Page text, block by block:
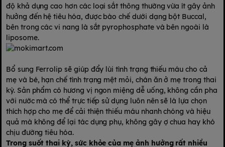
độ khả dụng cao hơn các loại sắt thông thường vừa ít gây ảnh
hưởng đến hệ tiêu hóa, được bào chế dưới dạng bột Buccal,
bên trong các vi nang là sắt pyrophosphate và bên ngoài là
liposome.
Bổ sung Ferrolip sẽ giúp đẩy lùi tình trạng thiếu máu cho cả
mẹ và bé, hạn chế tình trạng mệt mỏi, chán ăn ở mẹ trong thai
kỳ. Sản phẩm có hương vị ngon miệng dễ uống, không cần pha
với nước mà có thể trực tiếp sử dụng luôn nên sẽ là lựa chọn
thích hợp cho mẹ để cải thiện thiếu máu nhanh chóng và hiệu
quả mà không để lại tác dụng phụ, không gây ợ chua hay khó
chịu đường tiêu hóa.
Trong suốt thai kỳ, sức khỏe của mẹ ảnh hưởng rất nhiều